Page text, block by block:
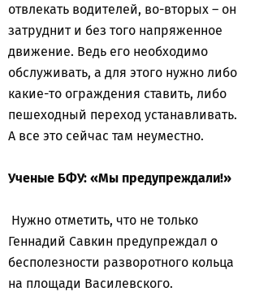
отвлекать водителей, во-вторых – он
затруднит и без того напряженное
движение. Ведь его необходимо
обслуживать, а для этого нужно либо
какие-то ограждения ставить, либо
пешеходный переход устанавливать.
А все это сейчас там неуместно.
Ученые БФУ: «Мы предупреждали!»
Нужно отметить, что не только
Геннадий Савкин предупреждал о
бесполезности разворотного кольца
на площади Василевского.